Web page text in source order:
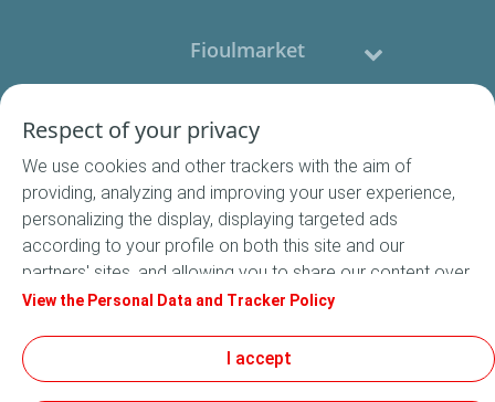
Fioulmarket
Nous contacter
Suivez-nous
Conditions Générales de Vente
Respect of your privacy
We use cookies and other trackers with the aim of
providing, analyzing and improving your user experience,
personalizing the display, displaying targeted ads
according to your profile on both this site and our
partners' sites, and allowing you to share our content over
social media. In accordance with French legislation,
default. You can change your cookie settings at any time
by clicking on the "Manage my cookies" button. By clicking
View the Personal Data and Tracker Policy
I accept